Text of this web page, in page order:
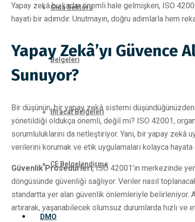
Gıda Sektörü
Belgeleri
İhracat Belgeleri
CE Belgelendirme
DMO
Yapay zekâ bu kadar önemli hale gelmişken, ISO
hayati bir adımdır. Unutmayın, doğru adımlarla hem
Yapay Zekâ’yı Güvence
Sunuyor?
Bir düşünün, bir yapay zekâ sistemi
yönetildiği oldukça önemli, değil mi? ISO 42001,
sorumluluklarını da netleştiriyor. Yani, bir yapay zekâ
verilerini korumak ve etik uygulamaları kolayca
Güvenlik Prosedürleri, ISO 42001’in merkezinde
döngüsünde güvenliği sağlıyor. Veriler nasıl
standartta yer alan güvenlik önlemleriyle belirleniyor.
artırarak, yaşanabilecek olumsuz durumlarda hızlı